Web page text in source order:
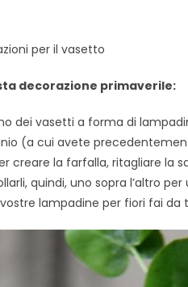
per il vasetto
decorazione primaverile:
dei vasetti a forma di
(a cui avete
creare la farfalla, ritagliare la
quindi, uno sopra l’altro
lampadine per fiori fai da